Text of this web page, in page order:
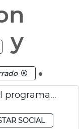
y
.
Recepción niños y niñas del programa Vacances en Pau
SOCIAL